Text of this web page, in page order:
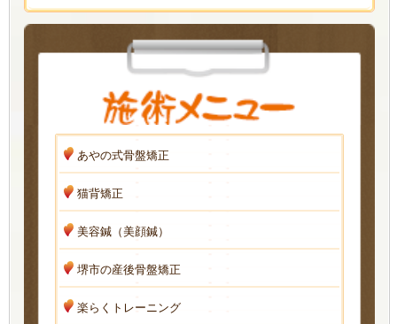
あやの式骨盤矯正
猫背矯正
美容鍼（美顔鍼）
堺市の産後骨盤矯正
楽らくトレーニング